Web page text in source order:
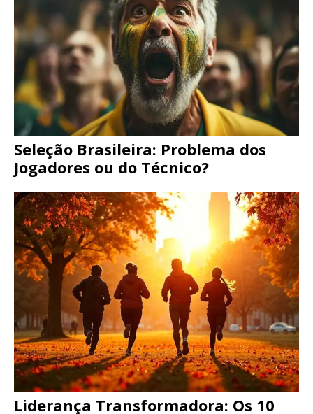
Seleção Brasileira: Problema dos
Jogadores ou do Técnico?
Liderança Transformadora: Os 10